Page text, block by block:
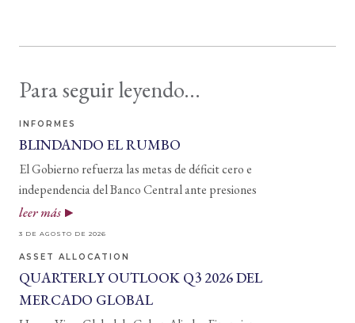
Para seguir leyendo...
INFORMES
BLINDANDO EL RUMBO
El Gobierno refuerza las metas de déficit cero e
independencia del Banco Central ante presiones
leer más
3 DE AGOSTO DE 2026
ASSET ALLOCATION
QUARTERLY OUTLOOK Q3 2026 DEL
MERCADO GLOBAL